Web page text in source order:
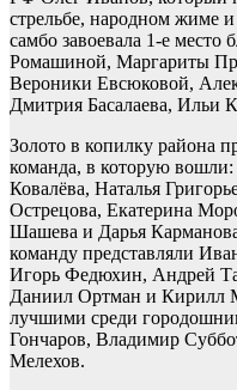
стрельбе, народном жиме
самбо завоевала 1-е место
Ромашиной, Маргариты
Вероники Евсюковой,
Дмитрия Басалаева, Ильи
Золото в копилку района
команда, в которую
Ковалёва, Наталья
Острецова, Екатерина
Шашева и Дарья
команду представляли
Игорь Федюхин, Андрей
Даниил Ортман и Кирилл
лучшими среди
Гончаров, Владимир
Мелехов.